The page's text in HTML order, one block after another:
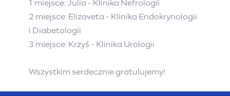
1 miejsce: Julia - Klinika Nefrologii
2 miejsce: Elizaveta - Klinika Endokrynologii
i Diabetologii
3 miejsce: Krzyś - Klinika Urologii
Wszystkim serdecznie gratulujemy!